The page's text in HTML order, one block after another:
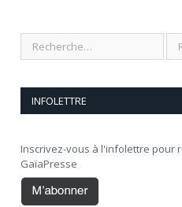
INFOLETTRE
Inscrivez-vous à l'infolettre pour
GaïaPresse